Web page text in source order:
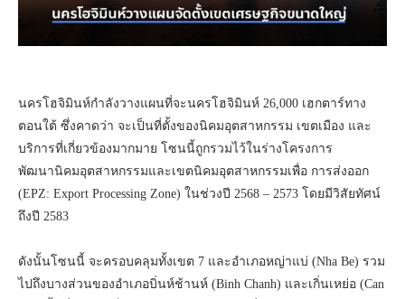
นครโฮจิมินห์กําลังวางแผนที่จะนครโฮจิมินห์ 26,000 เฮกตาร์ทาง
ตอนใต้ ซึ่งคาดว่า จะเป็นที่ตั้งของนิคมอุตสาหกรรม เขตเมือง และ
บริการที่เกี่ยวข้องมากมาย โซนนี้ถูกรวมไว้ในร่างโครงการ
พัฒนานิคมอุตสาหกรรมและเขตนิคมอุตสาหกรรมเพื่อ การส่งออก
(EPZ: Export Processing Zone) ในช่วงปี 2568 – 2573 โดยมีวิสัยทัศน์
ถึงปี 2583
ดังนั้นโซนนี้ จะครอบคลุมทั้งเขต 7 และอำเภอหญ่าแบ่ (Nha Be) รวม
ไปถึงบางส่วนของอำเภอบิ่นห์ช้านห์ (Binh Chanh) และเกิ่นเหย่อ (Can